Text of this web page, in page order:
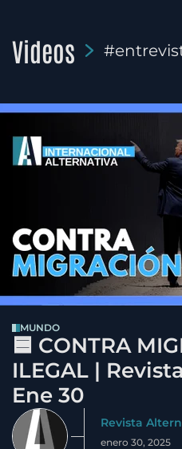
Videos
MUNDO
🟦 CONTRA
ILEGAL |
Ene 30
Revista
enero 30, 2025